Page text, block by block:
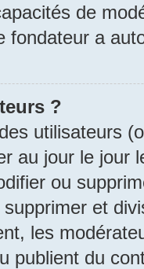
de
fondateur a
?
utilisateurs
au jour le jour
ou
et
les
publient du